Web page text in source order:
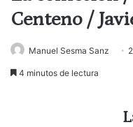
Centeno /
Manuel Sesma Sanz
4 minutos de lectura